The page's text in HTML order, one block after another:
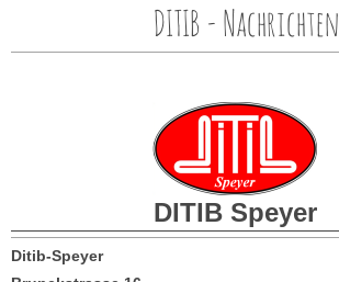
DITIB - Nachrichten
DITIB Speyer
Ditib-Speyer